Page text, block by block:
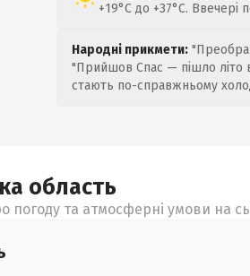
+19°C до +37°C. Ввечері
Народні прикмети:
"Прийшов Спас — пішло літо
стають по-справжньому
область
погоду та атмосферні умови на